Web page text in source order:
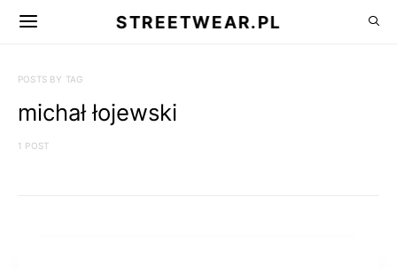
STREETWEAR.PL
POSTS BY TAG
michał łojewski
1 POST